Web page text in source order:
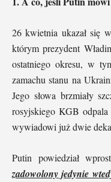
26 kwietnia ukazał się
którym prezydent
ostatniego okresu, w
zamachu stanu na
Jego słowa brzmiały
rosyjskiego KGB
wywiadowi już dwie
Putin powiedział
zadowolony jedynie